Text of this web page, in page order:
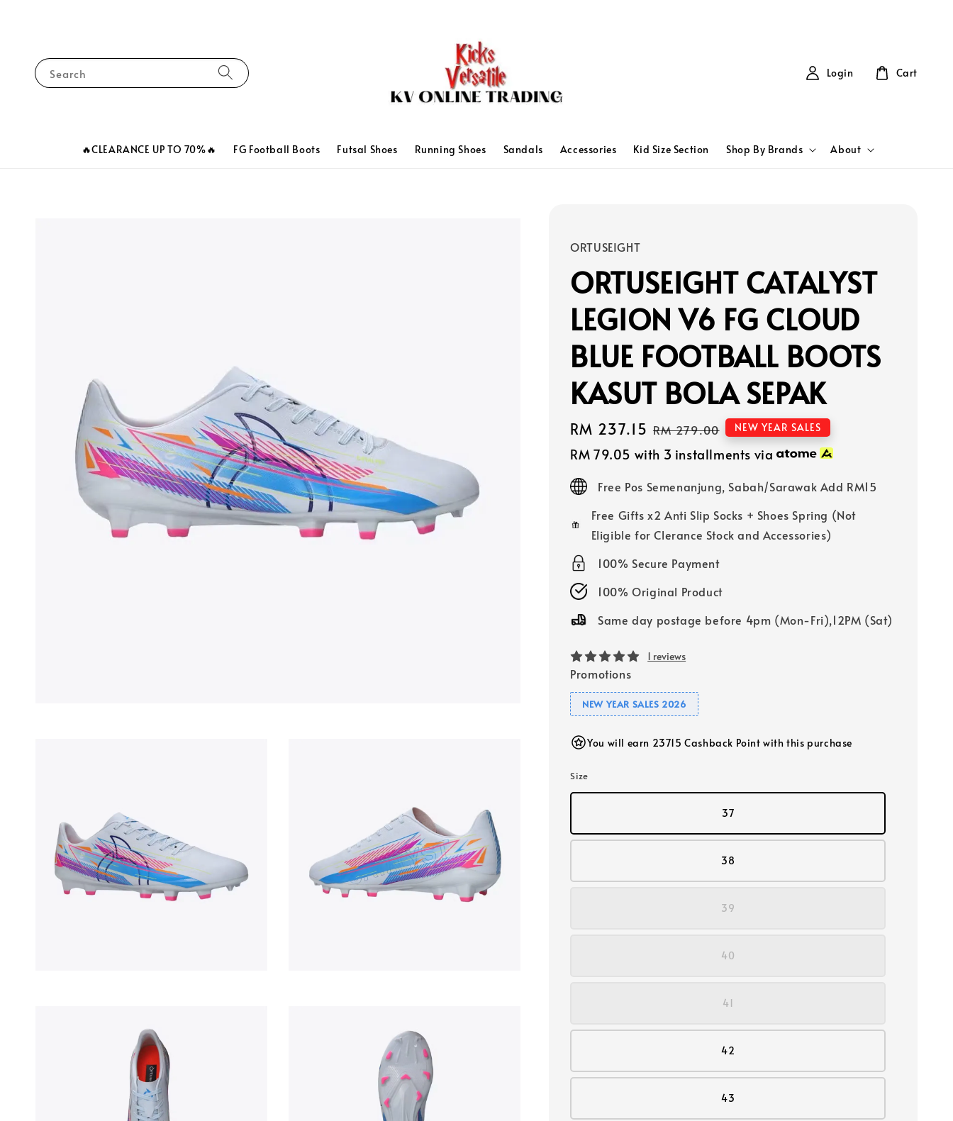
Search
🔥CLEARANCE UP TO 70%🔥 FG Football Boots Futsal Shoes Running Shoes Sandals Accessories Kid Size Section Shop By Brands About
Login Cart
ORTUSEIGHT
ORTUSEIGHT CATALYST
LEGION V6 FG CLOUD
BLUE FOOTBALL BOOTS
KASUT BOLA SEPAK
Sale
price
RM 237.15 Regular
price
RM 279.00 NEW YEAR SALES
RM 79.05 with 3 installments via
Free Pos Semenanjung, Sabah/Sarawak Add RM15
Free Gifts x2 Anti Slip Socks + Shoes Spring (Not
Eligible for Clerance Stock and Accessories)
100% Secure Payment
100% Original Product
Same day postage before 4pm (Mon-Fri),12PM (Sat)
1 reviews
Promotions
NEW YEAR SALES 2026
You will earn 23715 Cashback Point with this purchase
Size
37
38
39
40
41
42
43